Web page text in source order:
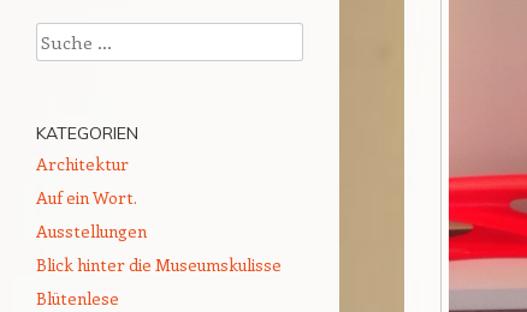
Suchen
KATEGORIEN
Architektur
Auf ein Wort.
Ausstellungen
Blick hinter die Museumskulisse
Blütenlese